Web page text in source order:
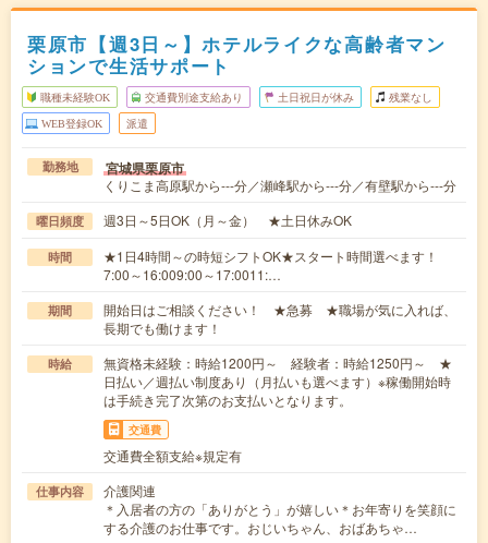
栗原市【週3日～】ホテルライクな高齢者マン
ションで生活サポート
職種未経験OK 交通費別途支給あり 土日祝日が休み 残業なし
WEB登録OK 派遣
勤務地 宮城県栗原市
くりこま高原駅から---分／瀬峰駅から---分／有壁駅から---分
曜日頻度 週3日～5日OK（月～金） ★土日休みOK
時間
★1日4時間～の時短シフトOK★スタート時間選べます！
7:00～16:009:00～17:0011:…
期間
開始日はご相談ください！ ★急募 ★職場が気に入れば、
長期でも働けます！
時給
無資格未経験：時給1200円～ 経験者：時給1250円～ ★
日払い／週払い制度あり（月払いも選べます）※稼働開始時
は手続き完了次第のお支払いとなります。
交通費
交通費全額支給※規定有
仕事内容
介護関連
＊入居者の方の「ありがとう」が嬉しい＊お年寄りを笑顔に
する介護のお仕事です。おじいちゃん、おばあちゃ…